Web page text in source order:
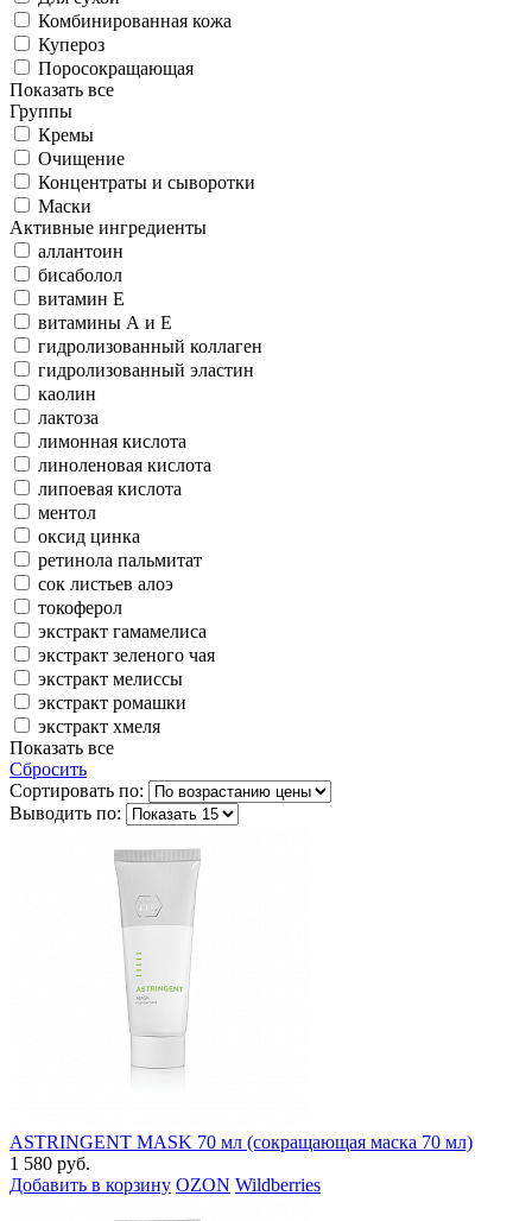
Комбинированная кожа
Купероз
Поросокращающая
Показать все
Группы
Кремы
Очищение
Концентраты и сыворотки
Маски
Активные ингредиенты
аллантоин
бисаболол
витамин Е
витамины А и Е
гидролизованный коллаген
гидролизованный эластин
каолин
лактоза
лимонная кислота
линоленовая кислота
липоевая кислота
ментол
оксид цинка
ретинола пальмитат
сок листьев алоэ
токоферол
экстракт гамамелиса
экстракт зеленого чая
экстракт мелиссы
экстракт ромашки
экстракт хмеля
Показать все
Сбросить
Сортировать по:
Выводить по:
ASTRINGENT MASK 70 мл (сокращающая маска 70 мл)
1 580 руб.
Добавить в корзину OZON Wildberries